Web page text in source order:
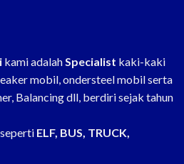
kami adalahSpecialist kaki-kaki
mobil, ondersteel mobil serta
Balancing dll, berdiri sejak tahun
ELF, BUS, TRUCK,